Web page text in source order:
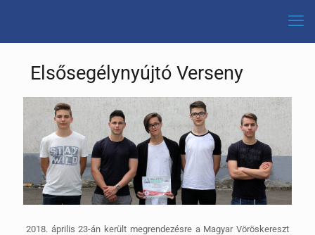
Elsősegélynyújtó Verseny
2018. április 23-án került megrendezésre a Magyar Vöröskereszt